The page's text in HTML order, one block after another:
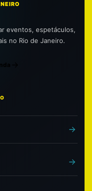
eventos, espetáculos,
no Rio de Janeiro.